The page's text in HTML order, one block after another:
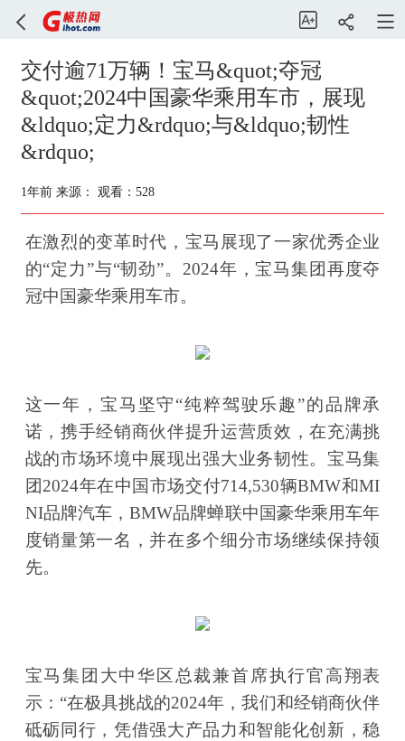
交付逾71万辆！宝马&quot;夺冠
&quot;2024中国豪华乘用车市，展现
&ldquo;定力&rdquo;与&ldquo;韧性
&rdquo;
1年前来源： 观看：528
在激烈的变革时代，宝马展现了一家优秀企业
的“定力”与“韧劲”。2024年，宝马集团再度夺
冠中国豪华乘用车市。
这一年，宝马坚守“纯粹驾驶乐趣”的品牌承
诺，携手经销商伙伴提升运营质效，在充满挑
战的市场环境中展现出强大业务韧性。宝马集
团2024年在中国市场交付714,530辆BMW和MI
NI品牌汽车，BMW品牌蝉联中国豪华乘用车年
度销量第一名，并在多个细分市场继续保持领
先。
宝马集团大中华区总裁兼首席执行官高翔表
示：“在极具挑战的2024年，我们和经销商伙伴
砥砺同行，凭借强大产品力和智能化创新，稳